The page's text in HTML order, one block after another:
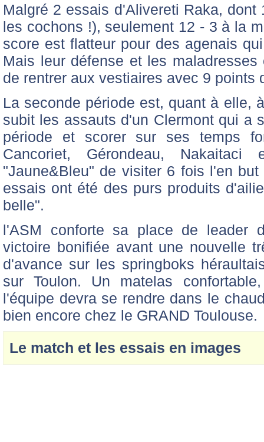
Malgré 2 essais d'Alivereti Raka,
les cochons !), seulement 12 - 3 à la
score est flatteur pour des agenais
Mais leur défense et les
de rentrer aux vestiaires avec 9 points
La seconde période est, quant à elle,
subit les assauts d'un Clermont qui a
période et scorer sur ses temps
Cancoriet, Gérondeau,
"Jaune&Bleu" de visiter 6 fois l'en
essais ont été des purs produits
belle".
l'ASM conforte sa place de leader
victoire bonifiée avant une nouvelle
d'avance sur les springboks
sur Toulon. Un matelas
l'équipe devra se rendre dans le
bien encore chez le GRAND Toulouse.
Le match et les essais en images